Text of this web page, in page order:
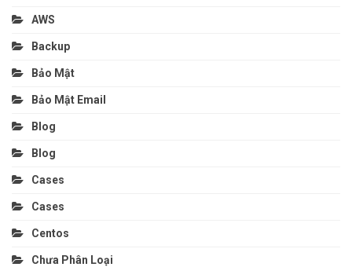
AWS
Backup
Bảo Mật
Bảo Mật Email
Blog
Blog
Cases
Cases
Centos
Chưa Phân Loại